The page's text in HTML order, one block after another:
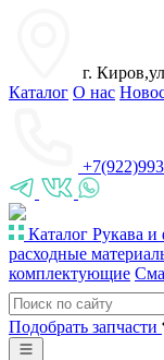
г.
Каталог О нас
Каталог Рукава и
расходные
комплектующие
Подобрать запчасти